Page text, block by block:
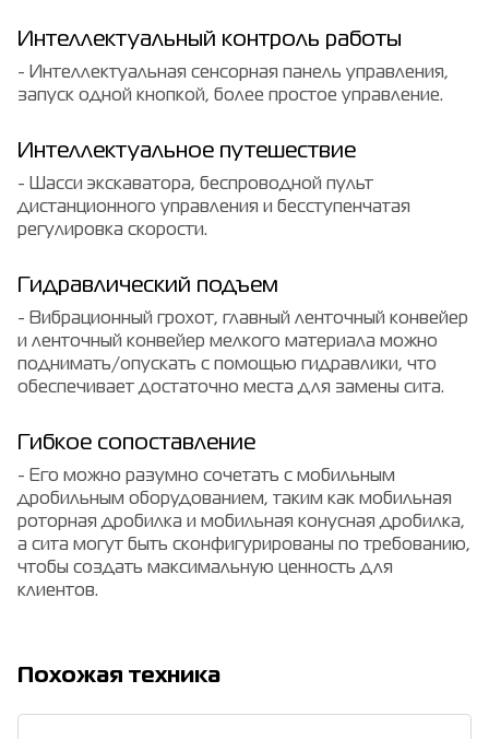
Интеллектуальный контроль работы
- Интеллектуальная сенсорная панель управления,
запуск одной кнопкой, более простое управление.
Интеллектуальное путешествие
- Шасси экскаватора, беспроводной пульт
дистанционного управления и бесступенчатая
регулировка скорости.
Гидравлический подъем
- Вибрационный грохот, главный ленточный конвейер
и ленточный конвейер мелкого материала можно
поднимать/опускать с помощью гидравлики, что
обеспечивает достаточно места для замены сита.
Гибкое сопоставление
- Его можно разумно сочетать с мобильным
дробильным оборудованием, таким как мобильная
роторная дробилка и мобильная конусная дробилка,
а сита могут быть сконфигурированы по требованию,
чтобы создать максимальную ценность для
клиентов.
Похожая техника